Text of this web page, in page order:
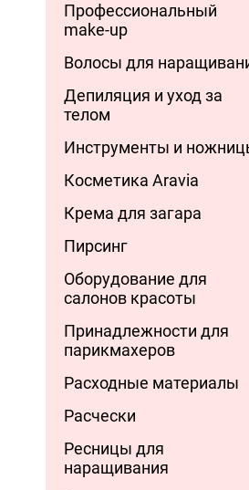
Профессиональный
make-up
Волосы для
Депиляция и уход за
телом
Инструменты и
Косметика Aravia
Крема для загара
Пирсинг
Оборудование для
салонов красоты
Принадлежности для
парикмахеров
Расходные материалы
Расчески
Ресницы для
наращивания